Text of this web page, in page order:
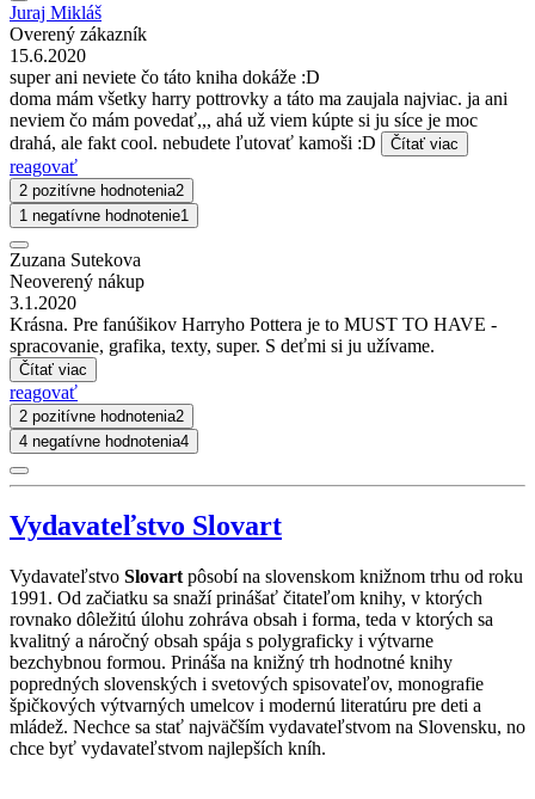
Juraj Mikláš
Overený zákazník
15.6.2020
super ani neviete čo táto kniha dokáže :D
doma mám všetky harry pottrovky a táto ma zaujala najviac. ja ani
neviem čo mám povedať,,, ahá už viem kúpte si ju síce je moc
drahá, ale fakt cool. nebudete ľutovať kamoši :D
Čítať viac
reagovať
2 pozitívne hodnotenia2
1 negatívne hodnotenie1
Zuzana Sutekova
Neoverený nákup
3.1.2020
Krásna. Pre fanúšikov Harryho Pottera je to MUST TO HAVE -
spracovanie, grafika, texty, super. S deťmi si ju užívame.
Čítať viac
reagovať
2 pozitívne hodnotenia2
4 negatívne hodnotenia4
Vydavateľstvo Slovart
Vydavateľstvo Slovart pôsobí na slovenskom knižnom trhu od roku
1991. Od začiatku sa snaží prinášať čitateľom knihy, v ktorých
rovnako dôležitú úlohu zohráva obsah i forma, teda v ktorých sa
kvalitný a náročný obsah spája s polygraficky i výtvarne
bezchybnou formou. Prináša na knižný trh hodnotné knihy
popredných slovenských i svetových spisovateľov, monografie
špičkových výtvarných umelcov i modernú literatúru pre deti a
mládež. Nechce sa stať najväčším vydavateľstvom na Slovensku, no
chce byť vydavateľstvom najlepších kníh.